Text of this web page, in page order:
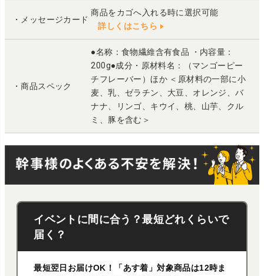
・メッセージカード
商品をカゴへ入れる時に選択可能
詳しくはこちら
・商品スペック
●名称：食物繊維含有食品 ・内容量：
200g●成分・原材料名：（マンゴーピー
チフレーバー）ほか ＜原材料の一部に小
麦、乳、ゼラチン、大豆、オレンジ、バ
ナナ、リンゴ、キウイ、桃、山芋、クル
ミ、豚を含む＞
イベントに間に合う？最短どれくらいで
届く？
最短翌日お届けOK！「あす着」対象商品は12時ま